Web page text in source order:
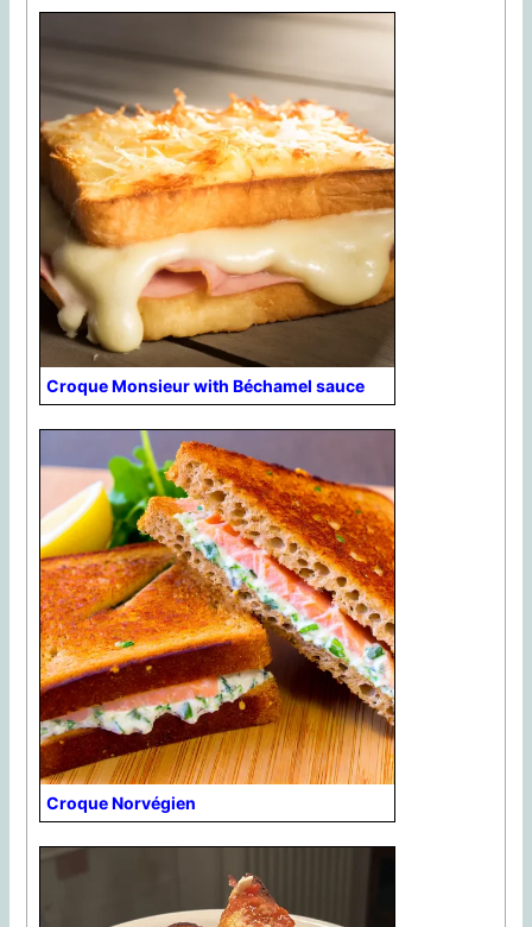
Croque Monsieur with Béchamel sauce
Croque Norvégien